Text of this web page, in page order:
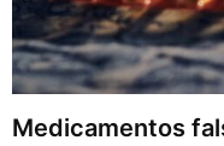
Medicamentos